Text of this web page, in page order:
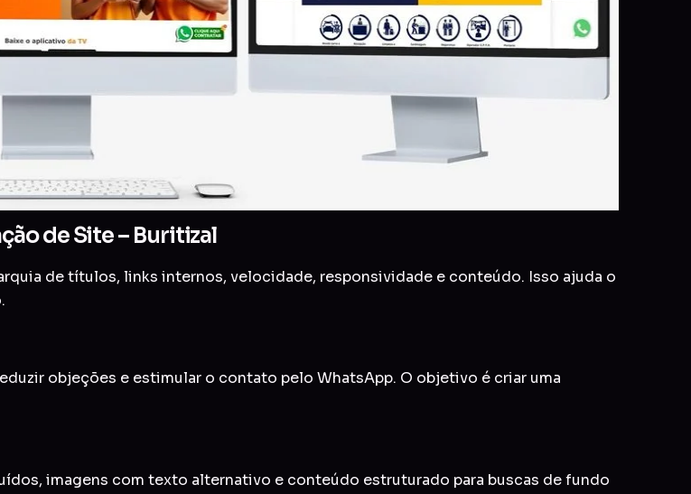
de Site – Buritizal
de títulos, links internos, velocidade, responsividade e conteúdo. Isso ajuda o
objeções e estimular o contato pelo WhatsApp. O objetivo é criar uma
imagens com texto alternativo e conteúdo estruturado para buscas de fundo